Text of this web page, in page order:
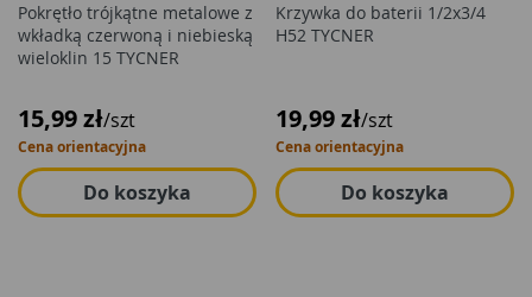
Pokrętło trójkątne metalowe z
wkładką czerwoną i niebieską
wieloklin 15 TYCNER
15,99 zł/szt
Cena orientacyjna
Do koszyka
Krzywka do baterii 1/2x3/4
H52 TYCNER
19,99 zł/szt
Cena orientacyjna
Do koszyka